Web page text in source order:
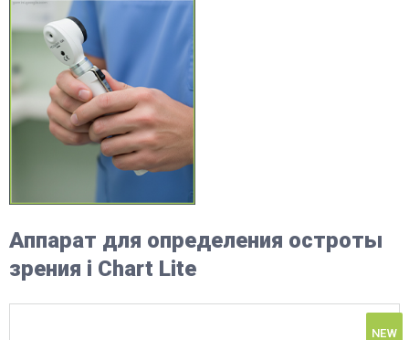
Аппарат для определения остроты
зрения i Chart Lite
NEW